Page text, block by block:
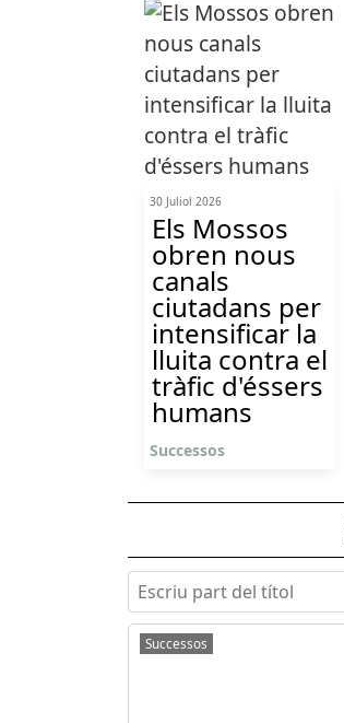
30 Juliol 2026
Els Mossos
obren nous
canals
ciutadans per
intensificar la
lluita contra el
tràfic d'éssers
humans
Successos
Escriu part del títol
Successos